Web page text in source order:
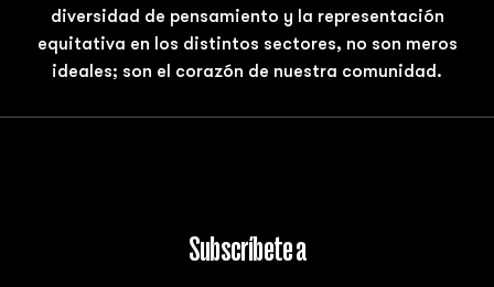
diversidad de pensamiento y la representación
equitativa en los distintos sectores, no son meros
ideales; son el corazón de nuestra comunidad.
Subscríbete a